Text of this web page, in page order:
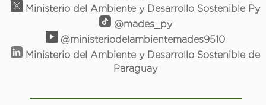
Ministerio del Ambiente y Desarrollo Sostenible Py
@mades_py
@ministeriodelambientemades9510
Ministerio del Ambiente y Desarrollo Sostenible de
Paraguay